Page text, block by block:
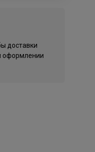
доставки
оформлении